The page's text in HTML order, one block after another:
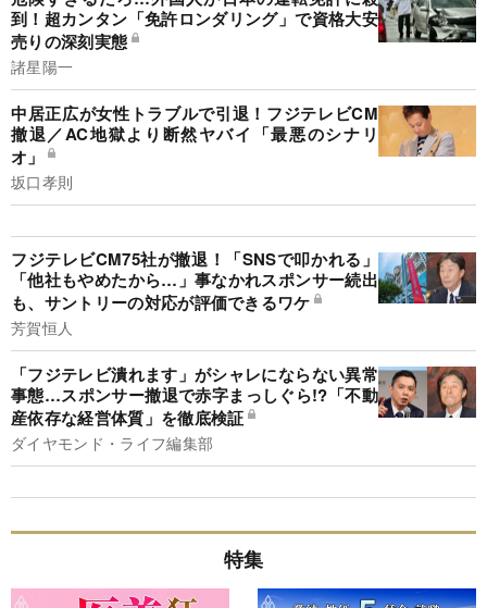
到！超カンタン「免許ロンダリング」で資格大安
売りの深刻実態
諸星陽一
中居正広が女性トラブルで引退！フジテレビCM
撤退／AC地獄より断然ヤバイ「最悪のシナリ
オ」
坂口孝則
フジテレビCM75社が撤退！「SNSで叩かれる」
「他社もやめたから…」事なかれスポンサー続出
も、サントリーの対応が評価できるワケ
芳賀恒人
「フジテレビ潰れます」がシャレにならない異常
事態…スポンサー撤退で赤字まっしぐら!?「不動
産依存な経営体質」を徹底検証
ダイヤモンド・ライフ編集部
特集